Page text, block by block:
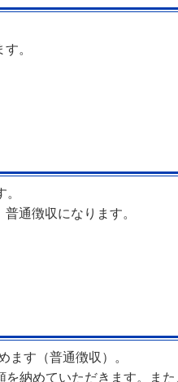
。
通徴収になります。
ます（普通徴収）。
納めていただきます。ま